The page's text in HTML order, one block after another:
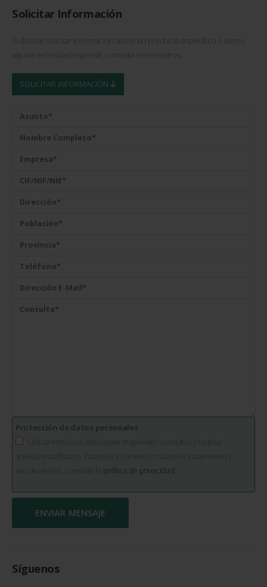
Solicitar Información
Si deseas solicitar información sobre un producto específico o tienes
alguna necesidad especial, contacta con nosotros
SOLICITAR INFORMACIÓN
política de privacidad
Síguenos